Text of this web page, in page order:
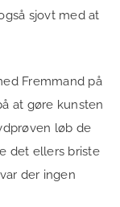
sjovt med at
Fremmand på
at gøre kunsten
løb de
det ellers briste
der ingen